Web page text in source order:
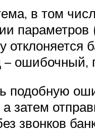
в том
ошибочный,
подобную
затем
звонков